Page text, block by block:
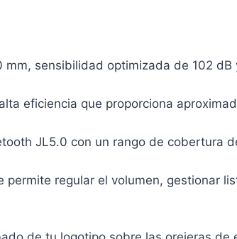
sensibilidad optimizada de 102
eficiencia que proporciona
JL5.0 con un rango de cobertura
permite regular el volumen, gestionar